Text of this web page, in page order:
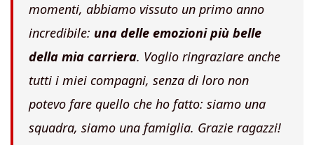
momenti, abbiamo vissuto un primo anno
incredibile: una delle emozioni più belle
della mia carriera. Voglio ringraziare anche
tutti i miei compagni, senza di loro non
potevo fare quello che ho fatto: siamo una
squadra, siamo una famiglia. Grazie ragazzi!